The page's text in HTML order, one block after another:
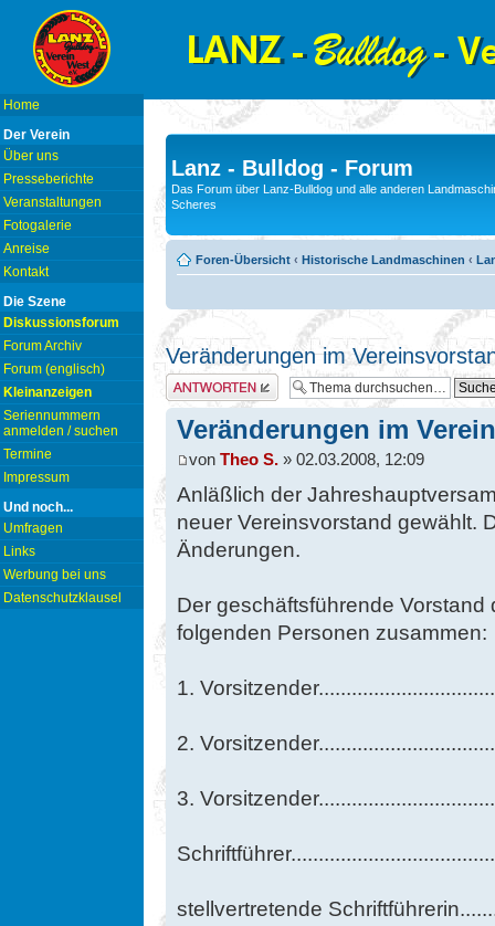
Home
Der Verein
Über uns
Presseberichte
Veranstaltungen
Fotogalerie
Anreise
Kontakt
Die Szene
Diskussionsforum
Forum Archiv
Forum (englisch)
Kleinanzeigen
Seriennummern
anmelden / suchen
Termine
Impressum
Und noch...
Umfragen
Links
Werbung bei uns
Datenschutzklausel
Lanz - Bulldog - Forum
Das Forum über Lanz-Bulldog und alle anderen
Scheres
Foren-Übersicht ‹ Historische Landmaschinen ‹
Veränderungen im
Antwort erstellen
Veränderungen im
von Theo S. » 02.03.2008, 12:09
Anläßlich der
neuer Vereinsvorstand gewählt.
Änderungen.
Der geschäftsführende
folgenden Personen zusammen:
1.
2.
3.
stellvertretende